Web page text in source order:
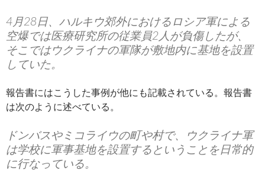
4月28日、ハルキウ郊外におけるロシア軍による
空爆では医療研究所の従業員2人が負傷したが、
そこではウクライナの軍隊が敷地内に基地を設置
していた。
報告書にはこうした事例が他にも記載されている。報告書
は次のように述べている。
ドンバスやミコライウの町や村で、ウクライナ軍
は学校に軍事基地を設置するということを日常的
に行なっている。